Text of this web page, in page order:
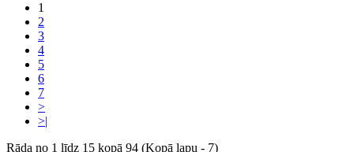
1
2
3
4
5
6
7
>
>|
Rāda no 1 līdz 15 kopā 94 (Kopā lapu - 7)